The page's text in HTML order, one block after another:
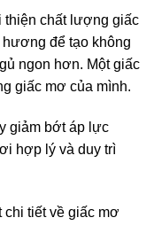
thiện chất lượng giấc
để tạo không
ngon hơn. Một giấc
giấc mơ của mình.
giảm bớt áp lực
hợp lý và duy trì
chi tiết về giấc mơ